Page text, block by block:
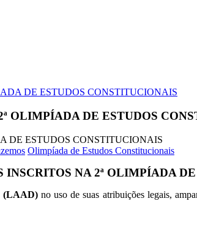
DE ESTUDOS CONSTITUCIONAIS
OLIMPÍADA DE ESTUDOS
Olimpíada de Estudos Constitucionais
NA 2ª OLIMPÍADA
(LAAD) no uso de suas atribuições legais,